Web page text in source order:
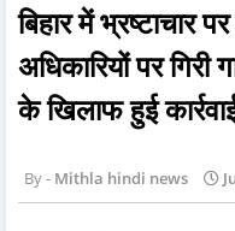
बिहार में भ्रष्टाचार
अधिकारियों पर
के खिलाफ हुई
Mithla hindi news